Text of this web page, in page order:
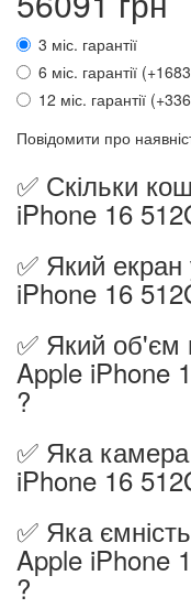
3 міс. гарантії
6 міс. гарантії
12 міс. гарантії
Повідомити про
✅ Скільки
iPhone 16
✅ Який
iPhone 16
✅ Який об'єм
Apple iPhone
?
✅ Яка
iPhone 16
✅ Яка
Apple iPhone
?